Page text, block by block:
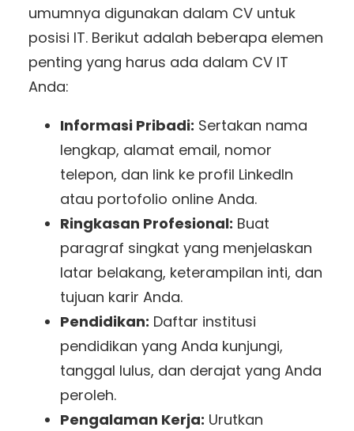
umumnya digunakan dalam CV untuk
posisi IT. Berikut adalah beberapa elemen
penting yang harus ada dalam CV IT
Anda:
Informasi Pribadi: Sertakan nama
lengkap, alamat email, nomor
telepon, dan link ke profil LinkedIn
atau portofolio online Anda.
Ringkasan Profesional: Buat
paragraf singkat yang menjelaskan
latar belakang, keterampilan inti, dan
tujuan karir Anda.
Pendidikan: Daftar institusi
pendidikan yang Anda kunjungi,
tanggal lulus, dan derajat yang Anda
peroleh.
Pengalaman Kerja: Urutkan